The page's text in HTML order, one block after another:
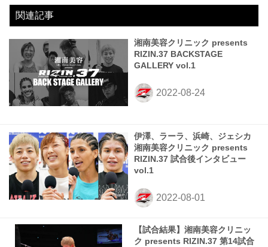
関連記事
湘南美容クリニック presents
RIZIN.37 BACKSTAGE
GALLERY vol.1
伊澤、ラーラ、浜崎、ジェシカ
湘南美容クリニック presents
RIZIN.37 試合後インタビュー
vol.1
【試合結果】湘南美容クリニッ
ク presents RIZIN.37 第14試合